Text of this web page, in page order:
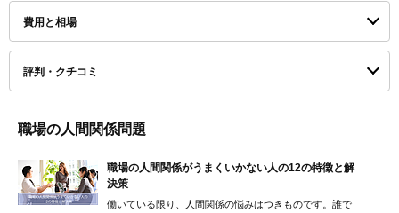
費用と相場
評判・クチコミ
職場の人間関係問題
職場の人間関係がうまくいかない人の12の特徴と解
決策
働いている限り、人間関係の悩みはつきものです。誰で